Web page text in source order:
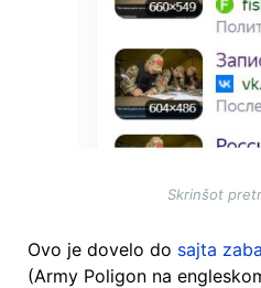
Skrinšot
Ovo je dovelo do sajta
(Army Poligon na